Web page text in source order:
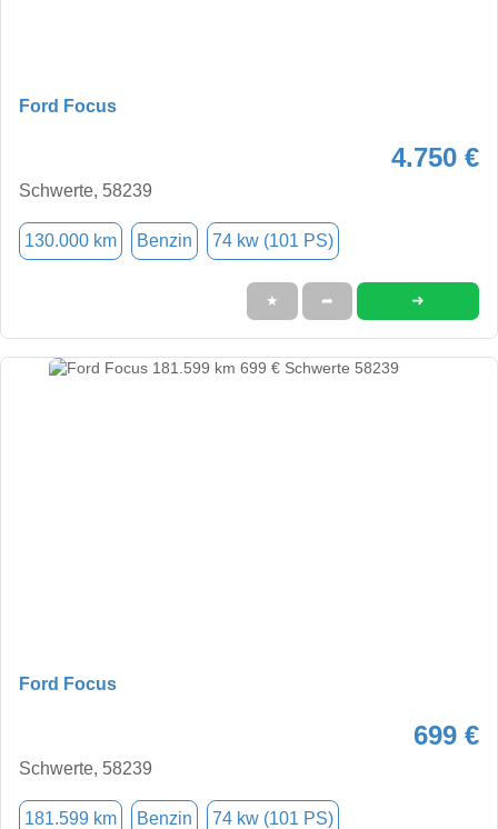
Ford Focus
4.750 €
Schwerte, 58239
130.000 km Benzin 74 kw (101 PS)
★ ➦ ➜
Ford Focus
699 €
Schwerte, 58239
181.599 km Benzin 74 kw (101 PS)